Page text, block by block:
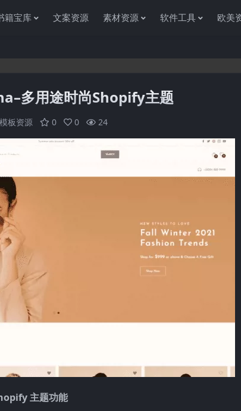
籍宝库 文案资源 素材资源 软件工具 欧美
多用途时尚Shopify主题
模板资源 0 0 24
主题功能
感谢您